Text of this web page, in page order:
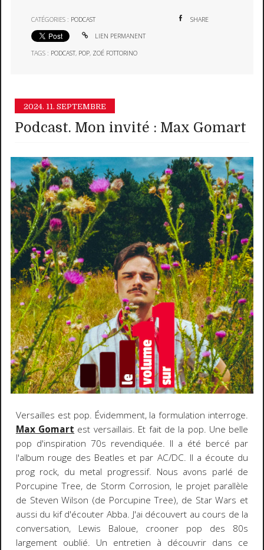
CATÉGORIES : PODCAST SHARE
LIEN PERMANENT
TAGS : PODCAST, POP, ZOÉ FOTTORINO
2024. 11. SEPTEMBRE
Podcast. Mon invité : Max Gomart
Versailles est pop. Évidemment, la formulation interroge.
Max Gomart est versaillais. Et fait de la pop. Une belle
pop d'inspiration 70s revendiquée. Il a été bercé par
l'album rouge des Beatles et par AC/DC. Il a écoute du
prog rock, du metal progressif. Nous avons parlé de
Porcupine Tree, de Storm Corrosion, le projet parallèle
de Steven Wilson (de Porcupine Tree), de Star Wars et
aussi du kif d'écouter Abba. J'ai découvert au cours de la
conversation, Lewis Baloue, crooner pop des 80s
largement oublié. Un entretien à découvrir dans ce